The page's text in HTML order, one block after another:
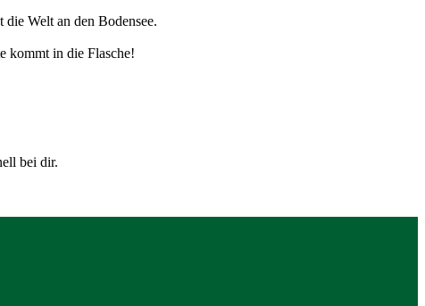
Welt an den Bodensee.
kommt in die Flasche!
bei dir.